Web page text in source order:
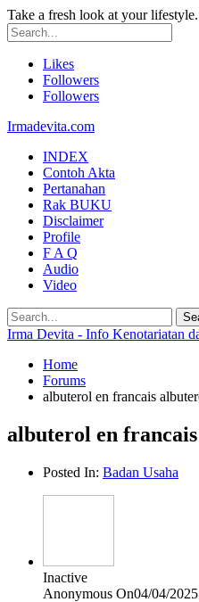
Take a fresh look at your lifestyle.
Likes
Followers
Followers
Irmadevita.com
INDEX
Contoh Akta
Pertanahan
Rak BUKU
Disclaimer
Profile
F A Q
Audio
Video
Irma Devita - Info Kenotariatan
Home
Forums
albuterol en francais
albuterol en
Posted In: Badan Usaha
Inactive
Anonymous On04/04/